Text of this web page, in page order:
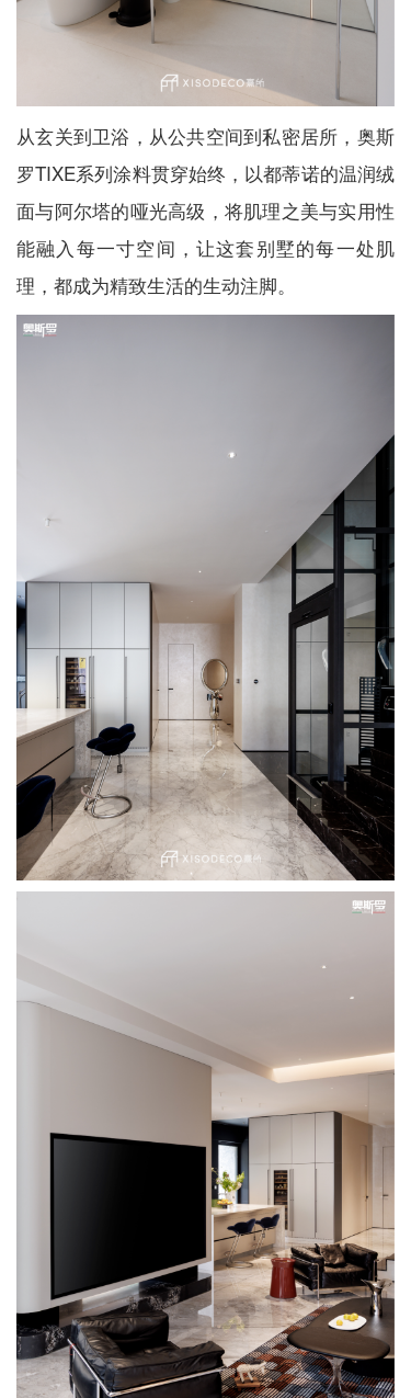
从玄关到卫浴，从公共空间到私密居所，奥斯
罗TIXE系列涂料贯穿始终，以都蒂诺的温润绒
面与阿尔塔的哑光高级，将肌理之美与实用性
能融入每一寸空间，让这套别墅的每一处肌
理，都成为精致生活的生动注脚。